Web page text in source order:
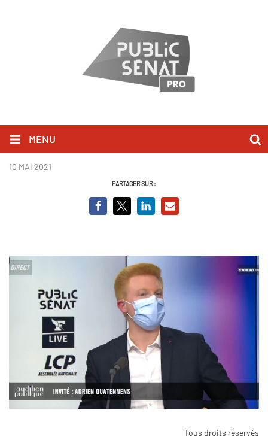
MENU
Adrien Quatennens.jpg
10 MAI 2021
PARTAGER SUR :
Tous droits réservés